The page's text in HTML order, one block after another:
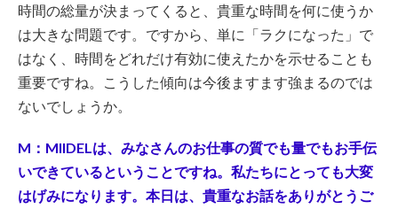
時間の総量が決まってくると、貴重な時間を何に使うか
は大きな問題です。ですから、単に「ラクになった」で
はなく、時間をどれだけ有効に使えたかを示せることも
重要ですね。こうした傾向は今後ますます強まるのでは
ないでしょうか。
M：MIIDELは、みなさんのお仕事の質でも量でもお手伝
いできているということですね。私たちにとっても大変
はげみになります。本日は、貴重なお話をありがとうご